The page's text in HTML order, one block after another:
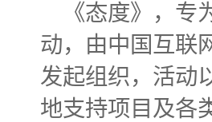
《态度》，
动，由中国互联
发起组织，活动
地支持项目及各